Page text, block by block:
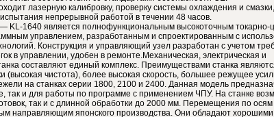
лазерную калибровку, проверку системы охлаждения и
непрерывной работой в течении 48 часов.
KL-1640 является полнофункциональным высокоточным токарно-
управлением, разработанным и спроектированным с
Конструкция и управляющий узел разработан с учетом
в управлении, удобен в ремонте.Механическая, электрическая и
составляют единый комплекс. Преимуществами станка
(высокая чистота), более высокая скорость, большее режущее
на станках серии 1800, 2100 и 2400. Данная модель
так и для работы по программе с применением ЧПУ. На станке
так и с длинной обработки до 2000 мм. Перемещения по осям
направляющим японского производства. Они обладают хорошими